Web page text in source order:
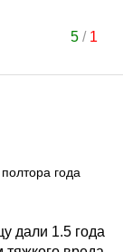
5/ 1
года
дали 1.5 года